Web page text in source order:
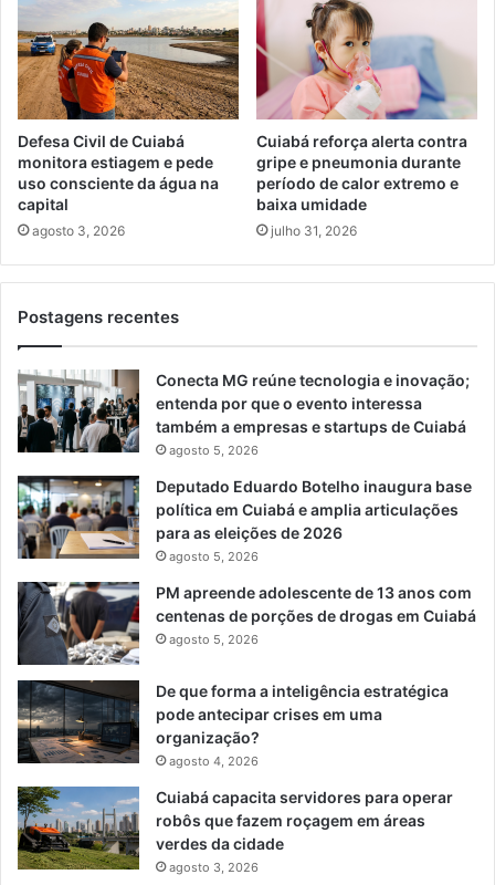
Defesa Civil de Cuiabá
monitora estiagem e pede
uso consciente da água na
capital
agosto 3, 2026
Cuiabá reforça alerta contra
gripe e pneumonia durante
período de calor extremo e
baixa umidade
julho 31, 2026
Postagens recentes
Conecta MG reúne tecnologia e inovação;
entenda por que o evento interessa
também a empresas e startups de Cuiabá
agosto 5, 2026
Deputado Eduardo Botelho inaugura base
política em Cuiabá e amplia articulações
para as eleições de 2026
agosto 5, 2026
PM apreende adolescente de 13 anos com
centenas de porções de drogas em Cuiabá
agosto 5, 2026
De que forma a inteligência estratégica
pode antecipar crises em uma
organização?
agosto 4, 2026
Cuiabá capacita servidores para operar
robôs que fazem roçagem em áreas
verdes da cidade
agosto 3, 2026